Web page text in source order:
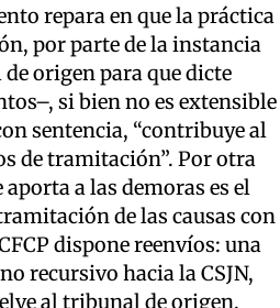
repara en que la práctica
por parte de la instancia
origen para que dicte
si bien no es extensible
sentencia, “contribuye al
de tramitación”. Por otra
a las demoras es el
de las causas con
dispone reenvíos: una
recursivo hacia la CSJN,
al tribunal de origen.